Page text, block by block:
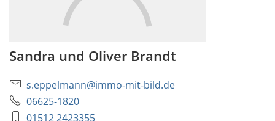
Sandra und Oliver Brandt
s.eppelmann@immo-mit-bild.de
06625-1820
01512 2423355